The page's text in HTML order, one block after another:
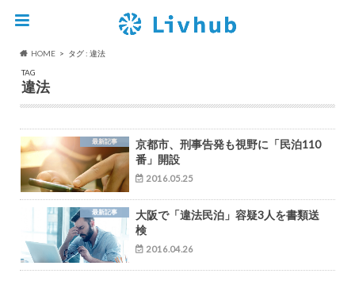
HOME
タグ : 違法
TAG
違法
最新記事
京都市、刑事告発も視野に「民泊110
番」開設
2016.05.25
最新記事
大阪で「違法民泊」容疑3人を書類送
検
2016.04.26